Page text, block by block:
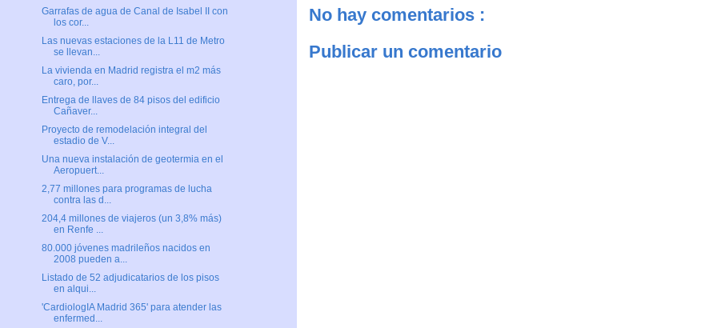
No hay comentarios :
Publicar un comentario
Garrafas de agua de Canal de Isabel II con
los cor...
Las nuevas estaciones de la L11 de Metro
se llevan...
La vivienda en Madrid registra el m2 más
caro, por...
Entrega de llaves de 84 pisos del edificio
Cañaver...
Proyecto de remodelación integral del
estadio de V...
Una nueva instalación de geotermia en el
Aeropuert...
2,77 millones para programas de lucha
contra las d...
204,4 millones de viajeros (un 3,8% más)
en Renfe ...
80.000 jóvenes madrileños nacidos en
2008 pueden a...
Listado de 52 adjudicatarios de los pisos
en alqui...
'CardiologIA Madrid 365' para atender las
enfermed...